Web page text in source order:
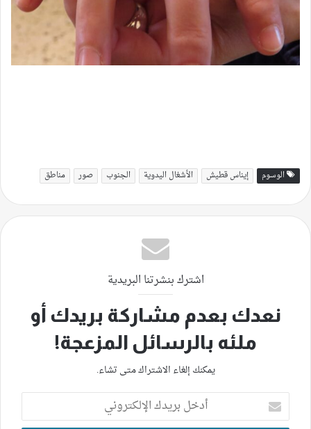
الوسوم إيناس قطيش الأشغال اليدوية الجنوب صور مناطق
اشترك بنشرتنا البريدية
نعدك بعدم مشاركة بريدك أو
ملئه بالرسائل المزعجة!
يمكنك إلغاء الاشتراك متى تشاء.
أدخل
بريدك